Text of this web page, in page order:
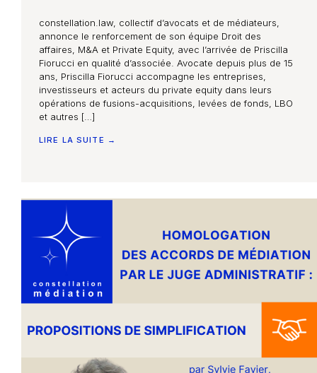
constellation.law, collectif d’avocats et de médiateurs,
annonce le renforcement de son équipe Droit des
affaires, M&A et Private Equity, avec l’arrivée de Priscilla
Fiorucci en qualité d’associée. Avocate depuis plus de 15
ans, Priscilla Fiorucci accompagne les entreprises,
investisseurs et acteurs du private equity dans leurs
opérations de fusions-acquisitions, levées de fonds, LBO
et autres […]
LIRE LA SUITE →